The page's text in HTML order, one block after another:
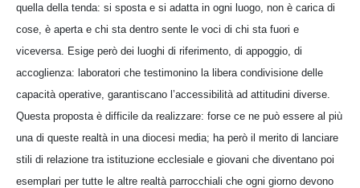
quella della tenda: si sposta e si adatta in ogni luogo, non è carica di
cose, è aperta e chi sta dentro sente le voci di chi sta fuori e
viceversa. Esige però dei luoghi di riferimento, di appoggio, di
accoglienza: laboratori che testimonino la libera condivisione delle
capacità operative, garantiscano l’accessibilità ad attitudini diverse.
Questa proposta è difficile da realizzare: forse ce ne può essere al più
una di queste realtà in una diocesi media; ha però il merito di lanciare
stili di relazione tra istituzione ecclesiale e giovani che diventano poi
esemplari per tutte le altre realtà parrocchiali che ogni giorno devono